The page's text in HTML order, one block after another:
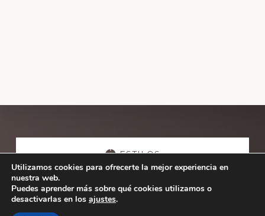
Explore
more
ESTILOS
ESCUELAS
Utilizamos cookies para ofrecerte la mejor experiencia en
nuestra web.
Puedes aprender más sobre qué cookies utilizamos o
desactivarlas en los ajustes.